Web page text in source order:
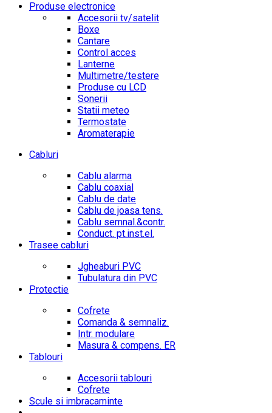
Produse electronice
Accesorii tv/satelit
Boxe
Cantare
Control acces
Lanterne
Multimetre/testere
Produse cu LCD
Sonerii
Statii meteo
Termostate
Aromaterapie
Cabluri
Cablu alarma
Cablu coaxial
Cablu de date
Cablu de joasa tens.
Cablu semnal.&contr.
Conduct. pt.inst.el.
Trasee cabluri
Jgheaburi PVC
Tubulatura din PVC
Protectie
Cofrete
Comanda & semnaliz.
Intr. modulare
Masura & compens. ER
Tablouri
Accesorii tablouri
Cofrete
Scule si imbracaminte